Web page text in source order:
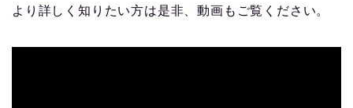
より詳しく知りたい方は是非、動画もご覧ください。